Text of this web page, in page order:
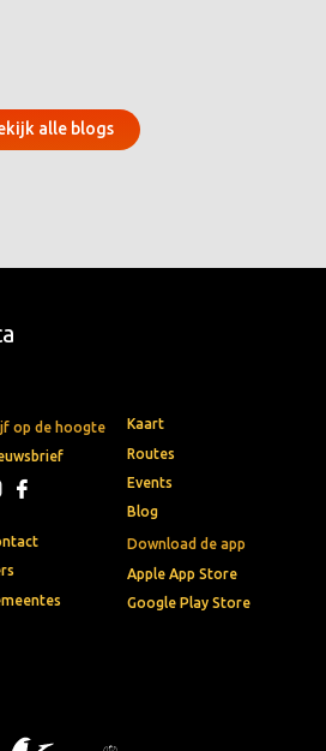
alle blogs
op de hoogte
Download de app
Apple App Store
Google Play Store
Kaart
Routes
Events
Blog